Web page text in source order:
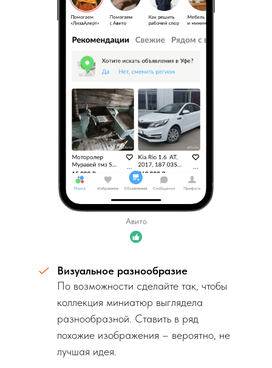
Авито
Визуальное разнообразие
По возможности сделайте так, чтобы
коллекция миниатюр выглядела
разнообразной. Ставить в ряд
похожие изображения – вероятно, не
лучшая идея.